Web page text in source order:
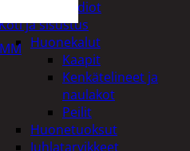
Radiot
ja sisustus
Huonekalut
Kaapit
Kenkätelineet ja
naulakot
Peilit
Huonetuoksut
Juhlatarvikkeet